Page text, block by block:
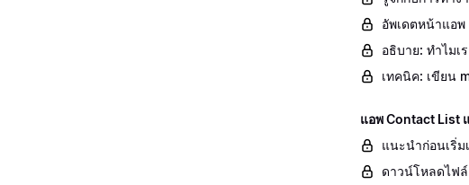
อัพเดตหน้าแอ
อธิบาย: ทำไมเ
เทคนิค: เขียน
แอพ Contact List
แนะนำก่อนเริ่ม
ดาวน์โหลดไฟ